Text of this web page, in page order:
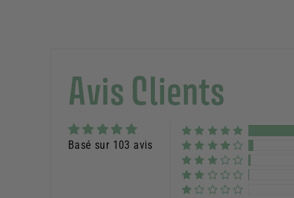
Avis Clients
Basé sur 103 avis